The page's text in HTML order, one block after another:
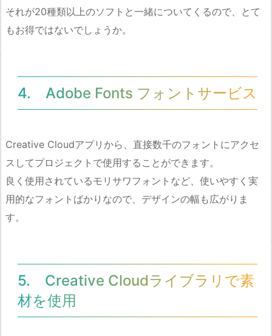
それが20種類以上のソフトと一緒についてくるので、とて
もお得ではないでしょうか。
4. Adobe Fonts フォントサービス
Creative Cloudアプリから、直接数千のフォントにアクセ
スしてプロジェクトで使用することができます。
良く使用されているモリサワフォントなど、使いやすく実
用的なフォントばかりなので、デザインの幅も広がりま
す。
5. Creative Cloudライブラリで素
材を使用